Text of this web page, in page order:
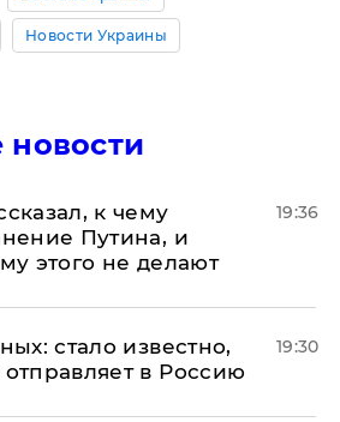
Новости Украины
новости
к чему
Путина, и
этого не делают
19:36
стало известно,
в Россию
19:30